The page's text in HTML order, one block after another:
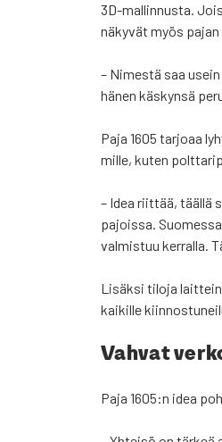
3D-mal­lin­nus­ta.
näky­vät myös
– Nimes­tä saa
hänen käs­kyn­sä
Paja 1605 tar­jo­aa
mil­le, kuten
– Idea riit­tää, tääl­lä
pa­jois­sa.
val­mis­tuu ker­ral­la.
Lisäk­si tilo­ja
kai­kil­le
Vah­vat
Paja 1605:n idea